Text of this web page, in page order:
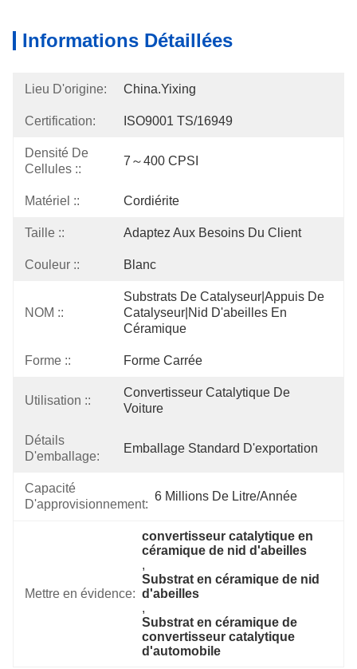
Informations Détaillées
Lieu D'origine: China.Yixing
Certification: ISO9001 TS/16949
Densité De
Cellules ::
7～400 CPSI
Matériel :: Cordiérite
Taille :: Adaptez Aux Besoins Du Client
Couleur :: Blanc
NOM ::
Substrats De Catalyseur|appuis De
Catalyseur|nid D'abeilles En
Céramique
Forme :: Forme Carrée
Utilisation ::
Convertisseur Catalytique De
Voiture
Détails
D'emballage:
Emballage Standard D'exportation
Capacité
D'approvisionnement:
6 Millions De Litre/année
Mettre en évidence:
convertisseur catalytique en
céramique de nid d'abeilles
,
Substrat en céramique de nid
d'abeilles
,
Substrat en céramique de
convertisseur catalytique
d'automobile